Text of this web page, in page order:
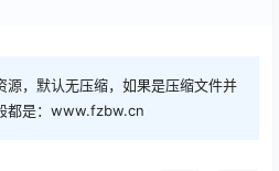
源，默认无压缩，如果是压缩文件并
都是：www.fzbw.cn